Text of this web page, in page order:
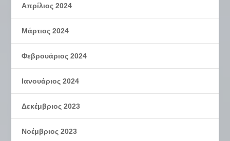
Απρίλιος 2024
Μάρτιος 2024
Φεβρουάριος 2024
Ιανουάριος 2024
Δεκέμβριος 2023
Νοέμβριος 2023